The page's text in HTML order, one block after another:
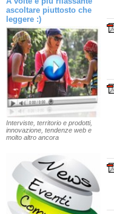
ascoltare piuttosto che
leggere :)
Interviste, territorio e prodotti,
innovazione, tendenze web e
molto altro ancora